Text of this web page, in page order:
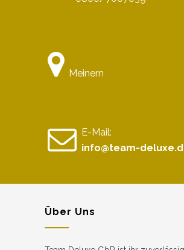
Meinern
E-Mail:
info@team-
Über Uns